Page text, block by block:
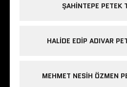
ŞAHINTEPE PETEK
HALIDE EDIP ADIVAR
MEHMET NESIH ÖZMEN